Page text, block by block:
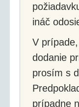
ináč
V
dodanie
prosím s
prípadne